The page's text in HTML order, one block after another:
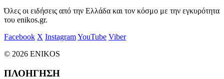
Όλες οι ειδήσεις από την Ελλάδα και τον κόσμο με την εγκυρότητα
του enikos.gr.
Facebook X InstagramYouTube Viber
© 2026 ENIKOS
ΠΛΟΗΓΗΣΗ